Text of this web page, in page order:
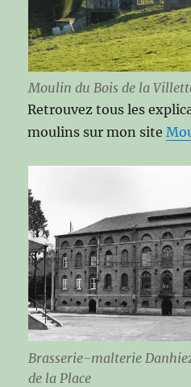
Moulin du Bois de la
Retrouvez tous les
moulins sur mon site
Brasserie-malterie
de la Place